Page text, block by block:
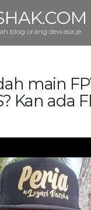
blog orang dewasa je.
main
Kan ada